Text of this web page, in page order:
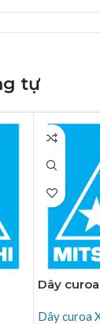
tự
Dây
Dây curoa